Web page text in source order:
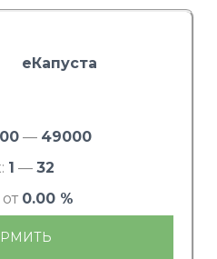
еКапуста
— 49000
1 — 32
0.00 %